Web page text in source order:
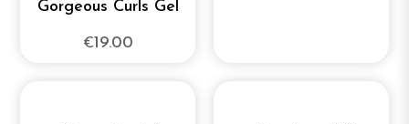
Gorgeous Curls Gel
€19.00